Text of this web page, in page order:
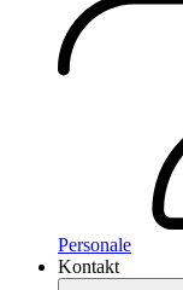
Personale
Kontakt